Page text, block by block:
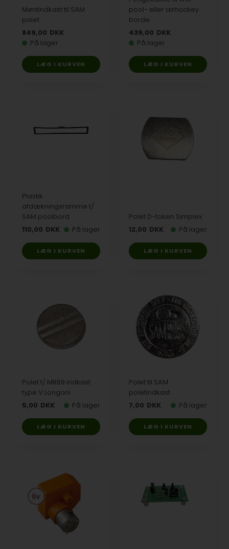
Møntindkast til SAM
polet
849,00 DKK
På lager
pool- eller airhockey
borde
439,00 DKK
På lager
Plastik
afdækningsramme t/
SAM poolbord
110,00 DKK På lager
Polet D-token Simplex
12,00 DKK På lager
Polet t/ MR89 indkast
type V Longoni
5,00 DKK På lager
Polet til SAM
poletindkast
7,00 DKK På lager